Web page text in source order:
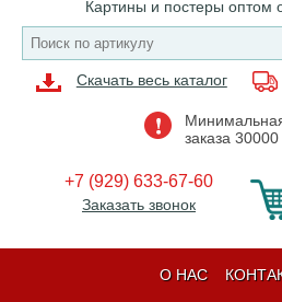
Картины и постеры оптом
Скачать весь каталог
заказа 30000
+7 (929) 633-67-60
Заказать звонок
О НАС